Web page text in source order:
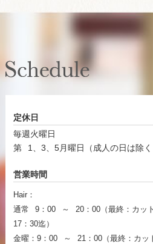
定休日
毎週火曜日
第 1、3、5月曜日（成人の日は除く
営業時間
Hair：
通常 9：00 ～ 20：00（最終：カッ
17：30迄）
金曜：9：00 ～ 21：00（最終：カ